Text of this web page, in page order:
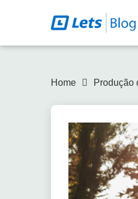
Home Produção